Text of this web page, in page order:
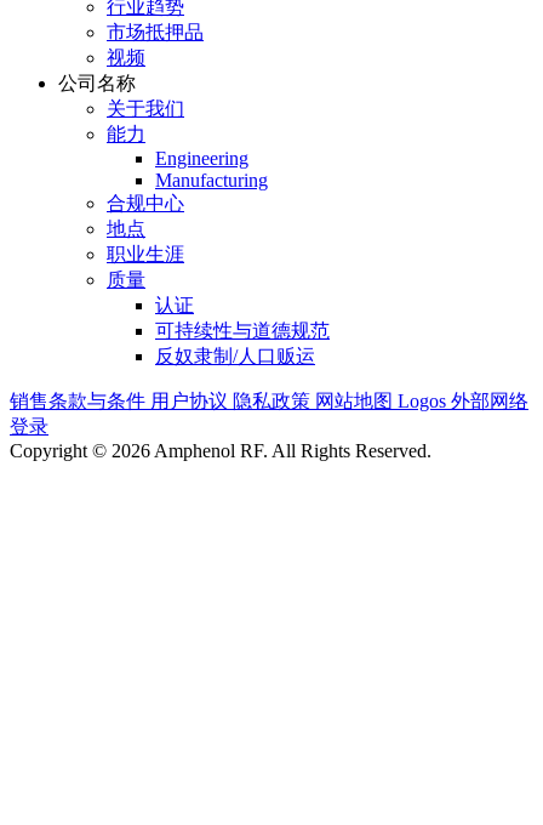
行业趋势
市场抵押品
视频
公司名称
关于我们
能力
Engineering
Manufacturing
合规中心
地点
职业生涯
质量
认证
可持续性与道德规范
反奴隶制/人口贩运
销售条款与条件 用户协议 隐私政策 网站地图 Logos 外部网络
登录
Copyright © 2026 Amphenol RF. All Rights Reserved.